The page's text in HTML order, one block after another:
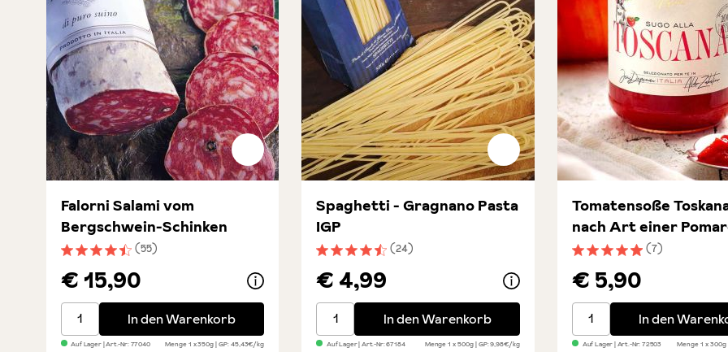
Durchschnittliche Bewertung von 4.5 von 5 Sternen
(55)
Falorni Salami vom
Bergschwein-Schinken
€ 15,90
Falorni Salami vom Bergschwein-Schinken
In den Warenkorb
Auf Lager| Art.-Nr:77040 Menge1 x 350g GP: 45,43€/kg
Durchschnittliche Bewertung von 4.5 von 5 Sternen
(24)
Spaghetti - Gragnano Pasta
IGP
€ 4,99
Spaghetti - Gragnano Pasta IGP
In den Warenkorb
Auf Lager| Art.-Nr:67184 Menge1 x 500g GP: 9,98€/kg
Durchschnittliche
(7)
Tomatensoße
nach Art einer
€ 5,90
Tomatensoße Toskana -
In den
Auf Lager| Art.-Nr:72503 Menge1 x 300g